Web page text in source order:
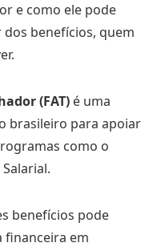
e como ele pode
benefícios, quem
(FAT) é uma
brasileiro para apoiar
como o
benefícios pode
financeira em